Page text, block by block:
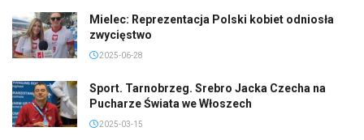
Mielec: Reprezentacja Polski kobiet odniosła
zwycięstwo
2025-06-28
Sport. Tarnobrzeg. Srebro Jacka Czecha na
Pucharze Świata we Włoszech
2025-03-15